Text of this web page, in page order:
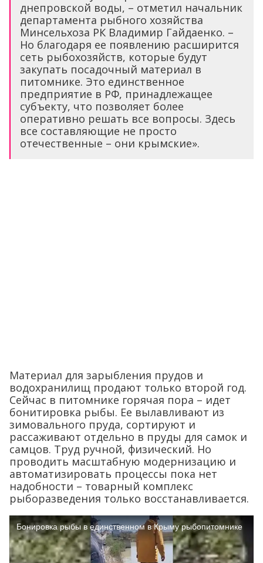
днепровской воды, – отметил начальник
департамента рыбного хозяйства
Минсельхоза РК Владимир Гайдаенко. –
Но благодаря ее появлению расширится
сеть рыбохозяйств, которые будут
закупать посадочный материал в
питомнике. Это единственное
предприятие в РФ, принадлежащее
субъекту, что позволяет более
оперативно решать все вопросы. Здесь
все составляющие не просто
отечественные – они крымские».
Материал для зарыбления прудов и
водохранилищ продают только второй год.
Сейчас в питомнике горячая пора – идет
бонитировка рыбы. Ее вылавливают из
зимовального пруда, сортируют и
рассаживают отдельно в пруды для самок и
самцов. Труд ручной, физический. Но
проводить масштабную модернизацию и
автоматизировать процессы пока нет
надобности – товарный комплекс
рыборазведения только восстанавливается.